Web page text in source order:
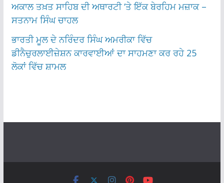
ਅਕਾਲ ਤਖ਼ਤ ਸਾਹਿਬ ਦੀ ਅਥਾਰਟੀ ‘ਤੇ ਇੱਕ ਬੇਰਹਿਮ ਮਜ਼ਾਕ –
ਸਤਨਾਮ ਸਿੰਘ ਚਾਹਲ
ਭਾਰਤੀ ਮੂਲ ਦੇ ਨਰਿੰਦਰ ਸਿੰਘ ਅਮਰੀਕਾ ਵਿੱਚ
ਡੀਨੈਚੁਰਲਾਈਜ਼ੇਸ਼ਨ ਕਾਰਵਾਈਆਂ ਦਾ ਸਾਹਮਣਾ ਕਰ ਰਹੇ 25
ਲੋਕਾਂ ਵਿੱਚ ਸ਼ਾਮਲ